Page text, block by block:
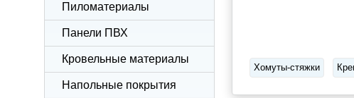
Пиломатериалы
Панели ПВХ
Кровельные материалы
Напольные покрытия
Хомуты-стяжки